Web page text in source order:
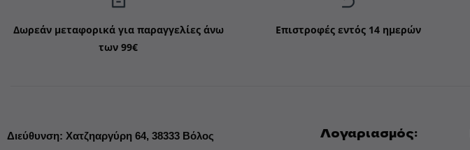
Δωρεάν μεταφορικά για παραγγελίες άνω
των 99€
Επιστροφές εντός 14 ημερών
Διεύθυνση: Χατζηαργύρη 64, 38333 Βόλος Λογαριασμός: